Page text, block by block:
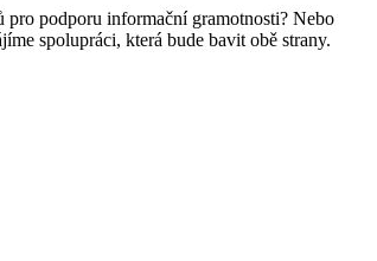
pro podporu informační gramotnosti? Nebo
spolupráci, která bude bavit obě strany.